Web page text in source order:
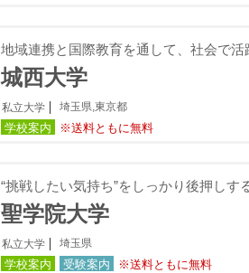
地域連携と国際教育を通して、社会で
城西大学
私立大学 埼玉県,東京都
学校案内 ※送料ともに無料
“挑戦したい気持ち”をしっかり後押し
聖学院大学
私立大学 埼玉県
学校案内 受験案内 ※送料ともに無料